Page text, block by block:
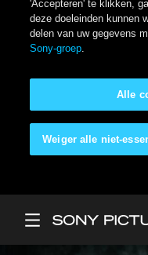
'Accepteren' te klikken,
deze doeleinden kunnen
delen van uw gegevens
Sony-groep.
Weiger alle niet-
Alle